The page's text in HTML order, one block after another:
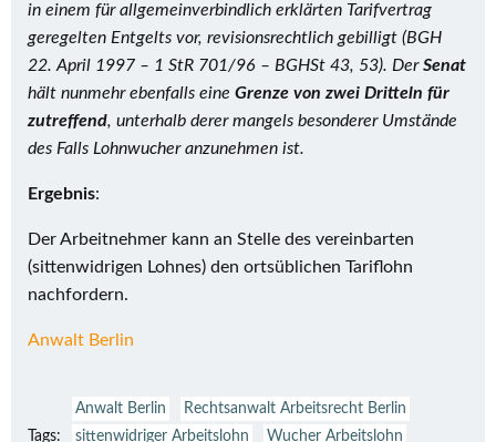
in einem für allgemeinverbindlich erklärten Tarifvertrag
geregelten Entgelts vor, revisionsrechtlich gebilligt (BGH
22. April 1997 – 1 StR 701/96 – BGHSt 43, 53). DerSenat
hält nunmehr ebenfalls eine Grenze von zwei Dritteln für
zutreffend, unterhalb derer mangels besonderer Umstände
des Falls Lohnwucher anzunehmen ist.
Ergebnis:
Der Arbeitnehmer kann an Stelle des vereinbarten
(sittenwidrigen Lohnes) den ortsüblichen Tariflohn
nachfordern.
Anwalt Berlin
Tags:
Anwalt Berlin
Rechtsanwalt Arbeitsrecht Berlin
sittenwidriger Arbeitslohn
Wucher Arbeitslohn